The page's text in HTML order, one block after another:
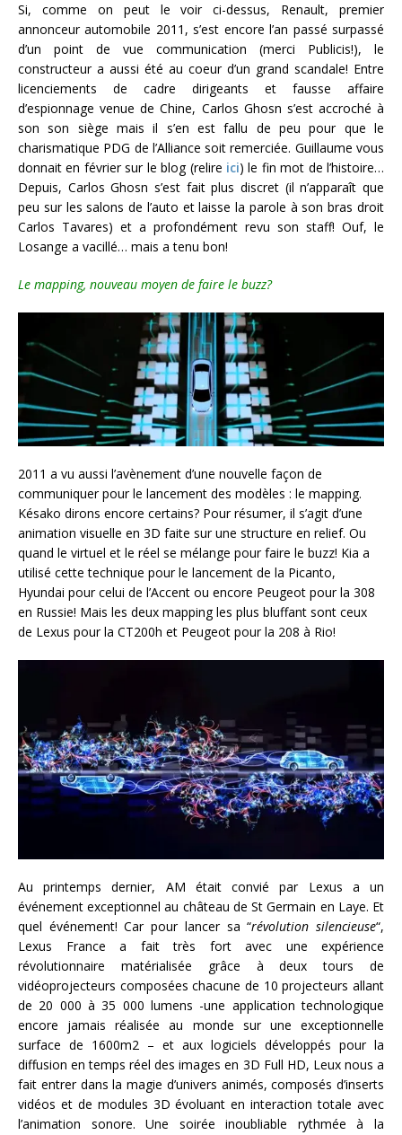
Si, comme on peut le voir ci-dessus, Renault, premier
annonceur automobile 2011, s’est encore l’an passé surpassé
d’un point de vue communication (merci Publicis!), le
constructeur a aussi été au coeur d’un grand scandale! Entre
licenciements de cadre dirigeants et fausse affaire
d’espionnage venue de Chine, Carlos Ghosn s’est accroché à
son son siège mais il s’en est fallu de peu pour que le
charismatique PDG de l’Alliance soit remerciée. Guillaume vous
donnait en février sur le blog (relire ici) le fin mot de l’histoire…
Depuis, Carlos Ghosn s’est fait plus discret (il n’apparaît que
peu sur les salons de l’auto et laisse la parole à son bras droit
Carlos Tavares) et a profondément revu son staff! Ouf, le
Losange a vacillé… mais a tenu bon!
Le mapping, nouveau moyen de faire le buzz?
2011 a vu aussi l’avènement d’une nouvelle façon de
communiquer pour le lancement des modèles : le mapping.
Késako dirons encore certains? Pour résumer, il s’agit d’une
animation visuelle en 3D faite sur une structure en relief. Ou
quand le virtuel et le réel se mélange pour faire le buzz! Kia a
utilisé cette technique pour le lancement de la Picanto,
Hyundai pour celui de l’Accent ou encore Peugeot pour la 308
en Russie! Mais les deux mapping les plus bluffant sont ceux
de Lexus pour la CT200h et Peugeot pour la 208 à Rio!
Au printemps dernier, AM était convié par Lexus a un
événement exceptionnel au château de St Germain en Laye. Et
quel événement! Car pour lancer sa “révolution silencieuse“,
Lexus France a fait très fort avec une expérience
révolutionnaire matérialisée grâce à deux tours de
vidéoprojecteurs composées chacune de 10 projecteurs allant
de 20 000 à 35 000 lumens -une application technologique
encore jamais réalisée au monde sur une exceptionnelle
surface de 1600m2 – et aux logiciels développés pour la
diffusion en temps réel des images en 3D Full HD, Leux nous a
fait entrer dans la magie d’univers animés, composés d’inserts
vidéos et de modules 3D évoluant en interaction totale avec
l’animation sonore. Une soirée inoubliable rythmée à la